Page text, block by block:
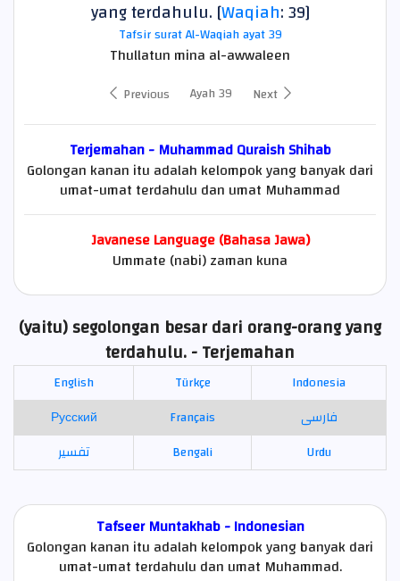
yang terdahulu. [Waqiah: 39]
Tafsir surat Al-Waqiah ayat 39
Thullatun mina al-awwaleen
Previous Ayah 39 Next
Terjemahan - Muhammad Quraish Shihab
Golongan kanan itu adalah kelompok yang banyak dari
umat-umat terdahulu dan umat Muhammad
Javanese Language (Bahasa Jawa)
Ummate (nabi) zaman kuna
(yaitu) segolongan besar dari orang-orang yang
terdahulu. - Terjemahan
English Türkçe
Indonesia
Русский
Français
فارسی
تفسير
Bengali Urdu
Tafseer Muntakhab - Indonesian
Golongan kanan itu adalah kelompok yang banyak dari
umat-umat terdahulu dan umat Muhammad.